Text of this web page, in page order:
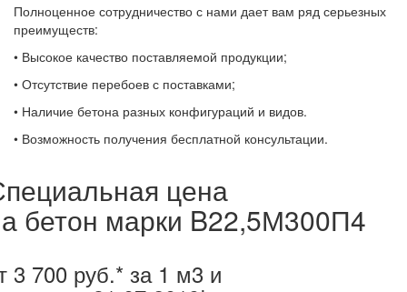
Полноценное сотрудничество с нами дает вам ряд серьезных
преимуществ:
• Высокое качество поставляемой продукции;
• Отсутствие перебоев с поставками;
• Наличие бетона разных конфигураций и видов.
• Возможность получения бесплатной консультации.
цена
бетон марки B22,5М300П4
3 700 руб.* за 1 м3 и